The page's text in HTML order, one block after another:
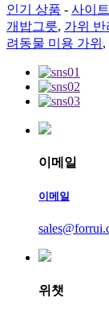
인기 상품 - 사이
개밥그릇, 가위
려동물 미용 가위 ,
이메일
이메일
위챗